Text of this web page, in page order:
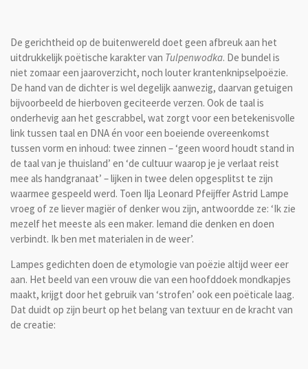
De gerichtheid op de buitenwereld doet geen afbreuk aan het
uitdrukkelijk poëtische karakter van Tulpenwodka. De bundel is
niet zomaar een jaaroverzicht, noch louter krantenknipselpoëzie.
De hand van de dichter is wel degelijk aanwezig, daarvan getuigen
bijvoorbeeld de hierboven geciteerde verzen. Ook de taal is
onderhevig aan het gescrabbel, wat zorgt voor een betekenisvolle
link tussen taal en DNA én voor een boeiende overeenkomst
tussen vorm en inhoud: twee zinnen – ‘geen woord houdt stand in
de taal van je thuisland’ en ‘de cultuur waarop je je verlaat reist
mee als handgranaat’ – lijken in twee delen opgesplitst te zijn
waarmee gespeeld werd. Toen Ilja Leonard Pfeijffer Astrid Lampe
vroeg of ze liever magiër of denker wou zijn, antwoordde ze: ‘Ik zie
mezelf het meeste als een maker. Iemand die denken en doen
verbindt. Ik ben met materialen in de weer’.
Lampes gedichten doen de etymologie van poëzie altijd weer eer
aan. Het beeld van een vrouw die van een hoofddoek mondkapjes
maakt, krijgt door het gebruik van ‘strofen’ ook een poëticale laag.
Dat duidt op zijn beurt op het belang van textuur en de kracht van
de creatie: